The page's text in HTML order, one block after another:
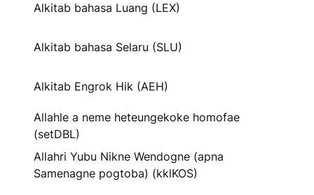
Alkitab bahasa Luang (LEX)
Alkitab bahasa Selaru (SLU)
Alkitab Engrok Hik (AEH)
Allahle a neme heteungekoke homofae
(setDBL)
Allahri Yubu Nikne Wendogne (apna
Samenagne pogtoba) (kklKOS)